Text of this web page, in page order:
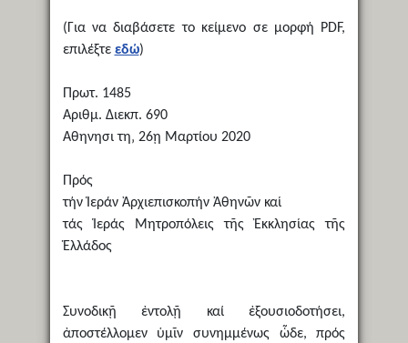
(Για να διαβάσετε το κείμενο σε μορφή PDF,
επιλέξτε εδώ)
Πρωτ. 1485
Αριθμ. Διεκπ. 690
Αθηνησι τη‚ 26ῃ Μαρτίου 2020
Πρός
τήν Ἱεράν Ἀρχιεπισκοπήν Ἀθηνῶν καί
τάς Ἱεράς Μητροπόλεις τῆς Ἐκκλησίας τῆς
Ἑλλάδος
Συνοδικῇ ἐντολῇ καί ἐξουσιοδοτήσει,
ἀποστέλλομεν ὑμῖν συνημμένως ὧδε, πρός